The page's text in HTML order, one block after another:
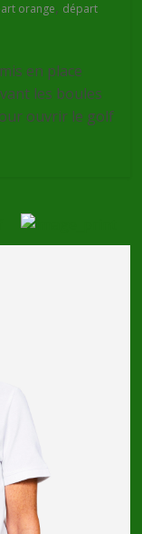
orange, départ
en place
les boules
ouvrir le golf